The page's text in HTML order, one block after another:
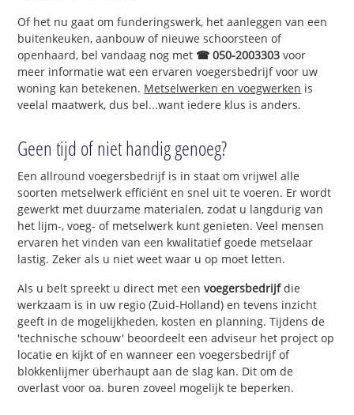
Of het nu gaat om funderingswerk, het aanleggen van een
buitenkeuken, aanbouw of nieuwe schoorsteen of
openhaard, bel vandaag nog met ☎ 050-2003303 voor
meer informatie wat een ervaren voegersbedrijf voor uw
woning kan betekenen. Metselwerken en voegwerken is
veelal maatwerk, dus bel...want iedere klus is anders.
Geen tijd of niet handig genoeg?
Een allround voegersbedrijf is in staat om vrijwel alle
soorten metselwerk efficiënt en snel uit te voeren. Er wordt
gewerkt met duurzame materialen, zodat u langdurig van
het lijm-, voeg- of metselwerk kunt genieten. Veel mensen
ervaren het vinden van een kwalitatief goede metselaar
lastig. Zeker als u niet weet waar u op moet letten.
Als u belt spreekt u direct met eenvoegersbedrijfdie
werkzaam is in uw regio (Zuid-Holland) en tevens inzicht
geeft in de mogelijkheden, kosten en planning. Tijdens de
'technische schouw' beoordeelt een adviseur het project op
locatie en kijkt of en wanneer een voegersbedrijf of
blokkenlijmer überhaupt aan de slag kan. Dit om de
overlast voor oa. buren zoveel mogelijk te beperken.